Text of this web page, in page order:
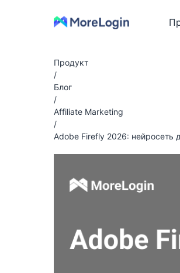
Продукт
/
Блог
/
Affiliate Marketing
/
Adobe Firefly 2026: нейросеть